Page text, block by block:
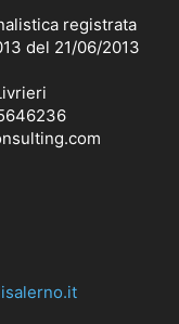
registrata
del 21/06/2013